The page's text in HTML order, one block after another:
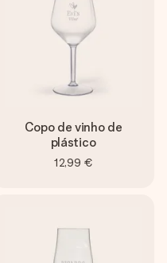
Copo de vinho de
plástico
12,99 €